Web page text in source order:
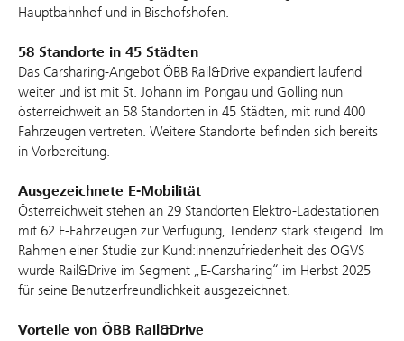
Hauptbahnhof und in Bischofshofen.
58 Standorte in 45 Städten
Das Carsharing-Angebot ÖBB Rail&Drive expandiert laufend
weiter und ist mit St. Johann im Pongau und Golling nun
österreichweit an 58 Standorten in 45 Städten, mit rund 400
Fahrzeugen vertreten. Weitere Standorte befinden sich bereits
in Vorbereitung.
Ausgezeichnete E-Mobilität
Österreichweit stehen an 29 Standorten Elektro-Ladestationen
mit 62 E-Fahrzeugen zur Verfügung, Tendenz stark steigend. Im
Rahmen einer Studie zur Kund:innenzufriedenheit des ÖGVS
wurde Rail&Drive im Segment „E-Carsharing“ im Herbst 2025
für seine Benutzerfreundlichkeit ausgezeichnet.
Vorteile von ÖBB Rail&Drive